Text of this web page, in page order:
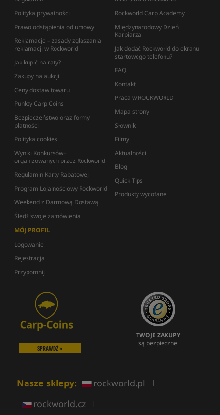
Polityka prywatności
Prawo odstąpienia od umowy
Reklamacje – zasady zgłaszania
reklamacji w Rockworld
Jak kupić na raty?
Zakupy na aukcji
Ceny dostaw towaru
Punkty Carp Coins
Bezpieczeństwo oraz formy
płatności
Polityka cookies
Wyniki Konkursów+
organizowanych przez Rockworld
Regulamin Karty Rabatowej
Program Lojalnościowy Rockworld
Weekend z Darmową Dostawą
Śledź swoje zamówienia
Rockworld Carp Academy
Międzynarodowy Dzień
Karpiarza
Jak dodać Rockworld do ekranu
startowego telefonu?
FAQ
Kontakt
Praca w ROCKWORLD
Mapa strony
Słownik
Filmy
Aktualności
Blog
Quick Tips
Produkty wycofane
MÓJ PROFIL
Logowanie
Rejestracja
Przypomnij
SPRAWDŹ »
TWOJE ZAKUPY
są bezpieczne
Nasze sklepy: rockworld.pl |
rockworld.cz |